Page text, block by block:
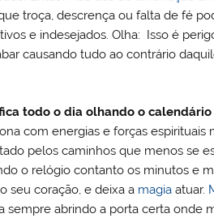
troça, descrença ou falta de fé
e indesejados. Olha: Isso é
causando tudo ao contrário
todo o dia olhando o
com energias e forças
pelos caminhos que menos se
o relógio contanto os minutos e
seu coração, e deixa a magia atuar.
sempre abrindo a porta certa onde